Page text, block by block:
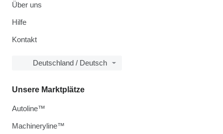
Über uns
Hilfe
Kontakt
Deutschland / Deutsch
Unsere Marktplätze
Autoline™
Machineryline™